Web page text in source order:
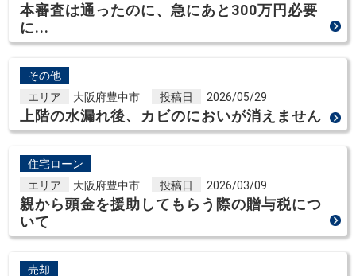
本審査は通ったのに、急にあと300万円必要
に...
その他
エリア
大阪府豊中市 投稿日 2026/05/29
上階の水漏れ後、カビのにおいが消えません
住宅ローン
エリア
大阪府豊中市 投稿日 2026/03/09
親から頭金を援助してもらう際の贈与税につ
いて
売却